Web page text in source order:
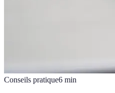
Conseils pratique6 min